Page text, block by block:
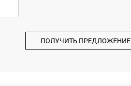
ПОЛУЧИТЬ ПРЕДЛОЖЕНИЕ